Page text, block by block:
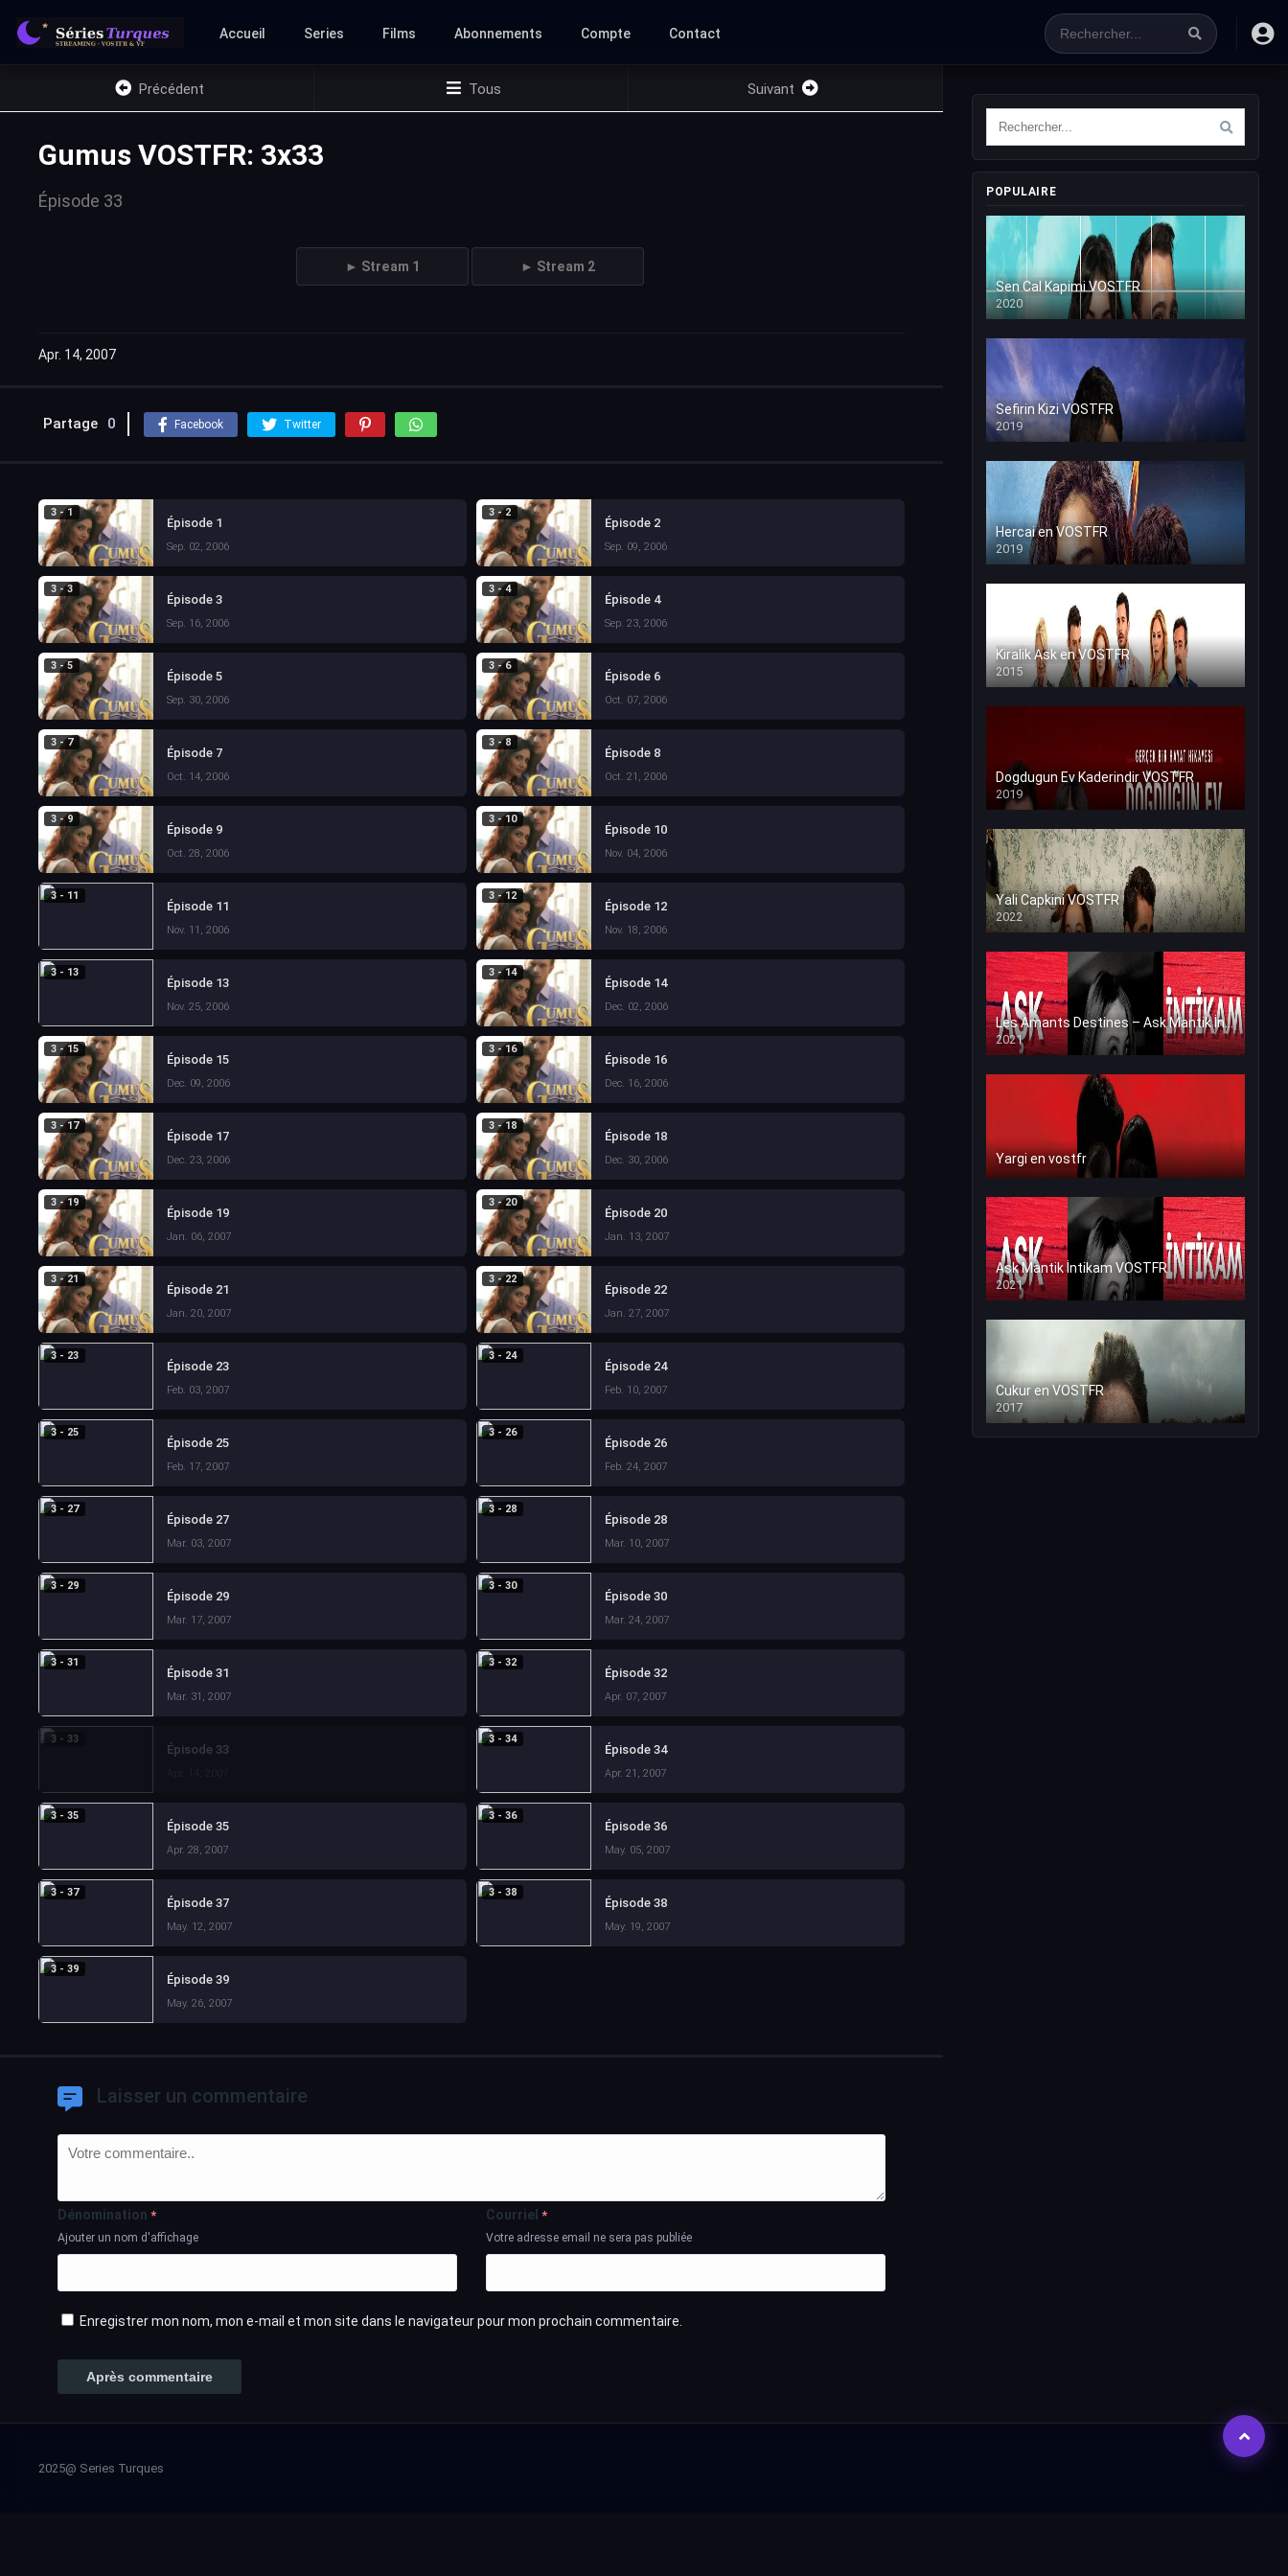
Accueil Series Films Abonnements Compte Contact
Précédent Tous Suivant
Gumus VOSTFR: 3x33
Épisode 33
► Stream 1 ► Stream 2
Apr. 14, 2007
Partage 0 Facebook Twitter
3 - 1
Épisode 1
Sep. 02, 2006
3 - 2
Épisode 2
Sep. 09, 2006
3 - 3
Épisode 3
Sep. 16, 2006
3 - 4
Épisode 4
Sep. 23, 2006
3 - 5
Épisode 5
Sep. 30, 2006
3 - 6
Épisode 6
Oct. 07, 2006
3 - 7
Épisode 7
Oct. 14, 2006
3 - 8
Épisode 8
Oct. 21, 2006
3 - 9
Épisode 9
Oct. 28, 2006
3 - 10
Épisode 10
Nov. 04, 2006
3 - 11
Épisode 11
Nov. 11, 2006
3 - 12
Épisode 12
Nov. 18, 2006
3 - 13
Épisode 13
Nov. 25, 2006
3 - 14
Épisode 14
Dec. 02, 2006
3 - 15
Épisode 15
Dec. 09, 2006
3 - 16
Épisode 16
Dec. 16, 2006
3 - 17
Épisode 17
Dec. 23, 2006
3 - 18
Épisode 18
Dec. 30, 2006
3 - 19
Épisode 19
Jan. 06, 2007
3 - 20
Épisode 20
Jan. 13, 2007
3 - 21
Épisode 21
Jan. 20, 2007
3 - 22
Épisode 22
Jan. 27, 2007
3 - 23
Épisode 23
Feb. 03, 2007
3 - 24
Épisode 24
Feb. 10, 2007
3 - 25
Épisode 25
Feb. 17, 2007
3 - 26
Épisode 26
Feb. 24, 2007
3 - 27
Épisode 27
Mar. 03, 2007
3 - 28
Épisode 28
Mar. 10, 2007
3 - 29
Épisode 29
Mar. 17, 2007
3 - 30
Épisode 30
Mar. 24, 2007
3 - 31
Épisode 31
Mar. 31, 2007
3 - 32
Épisode 32
Apr. 07, 2007
3 - 33
Épisode 33
3 - 34
Épisode 34
Apr. 21, 2007
3 - 35
Épisode 35
Apr. 28, 2007
3 - 36
Épisode 36
May. 05, 2007
3 - 37
Épisode 37
May. 12, 2007
3 - 38
Épisode 38
May. 19, 2007
3 - 39
Épisode 39
May. 26, 2007
Laisser un commentaire
Dénomination *
Ajouter un nom d'affichage
Courriel *
Votre adresse email ne sera pas publiée
Enregistrer mon nom, mon e-mail et mon site dans le navigateur pour mon prochain commentaire.
POPULAIRE
Sen Cal Kapimi VOSTFR
2020
Sefirin Kizi VOSTFR
2019
Hercai en VOSTFR
2019
Kiralik Ask en VOSTFR
2015
Dogdugun Ev Kaderindir VOSTFR
2019
Yali Capkini VOSTFR
2022
Les Amants Destines – Ask Mantik İntikam en VF (Voix Francaise)
2021
Yargi en vostfr
Ask Mantik İntikam VOSTFR
2021
Cukur en VOSTFR
2017
2025@ Series Turques